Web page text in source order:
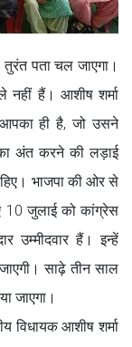
पता चल जाएगा।
नहीं हैं। आशीष शर्मा
ही है, जो उसने
अंत करने की लड़ाई
भाजपा की ओर से
10 जुलाई को कांग्रेस
उम्मीदवार हैं। इन्हें
साढ़े तीन साल
जाएगा।
विधायक आशीष शर्मा